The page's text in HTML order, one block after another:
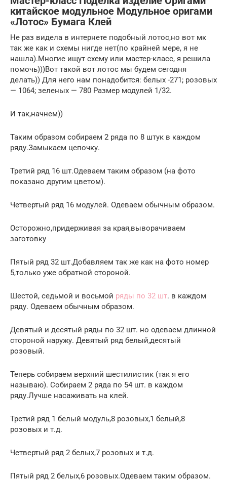
китайское модульное Модульное оригами
«Лотос» Бумага Клей
Не раз видела в интернете подобный лотос,но вот мк
так же как и схемы нигде нет(по крайней мере, я не
нашла).Многие ищут схему или мастер-класс, я решила
помочь)))Вот такой вот лотос мы будем сегодня
делать)) Для него нам понадобится: белых -271; розовых
— 1064; зеленых — 780 Размер модулей 1/32.
И так,начнем))
Таким образом собираем 2 ряда по 8 штук в каждом
ряду.Замыкаем цепочку.
Третий ряд 16 шт.Одеваем таким образом (на фото
показано другим цветом).
Четвертый ряд 16 модулей. Одеваем обычным образом.
Осторожно,придерживая за края,выворачиваем
заготовку
Пятый ряд 32 шт.Добавляем так же как на фото номер
5,только уже обратной стороной.
Шестой, седьмой и восьмой ряды по 32 шт. в каждом
ряду. Одеваем обычным образом.
Девятый и десятый ряды по 32 шт. но одеваем длинной
стороной наружу. Девятый ряд белый,десятый
розовый.
Теперь собираем верхний шестилистик (так я его
называю). Собираем 2 ряда по 54 шт. в каждом
ряду.Лучше насаживать на клей.
Третий ряд 1 белый модуль,8 розовых,1 белый,8
розовых и т.д.
Четвертый ряд 2 белых,7 розовых и т.д.
Пятый ряд 2 белых,6 розовых.Одеваем таким образом.